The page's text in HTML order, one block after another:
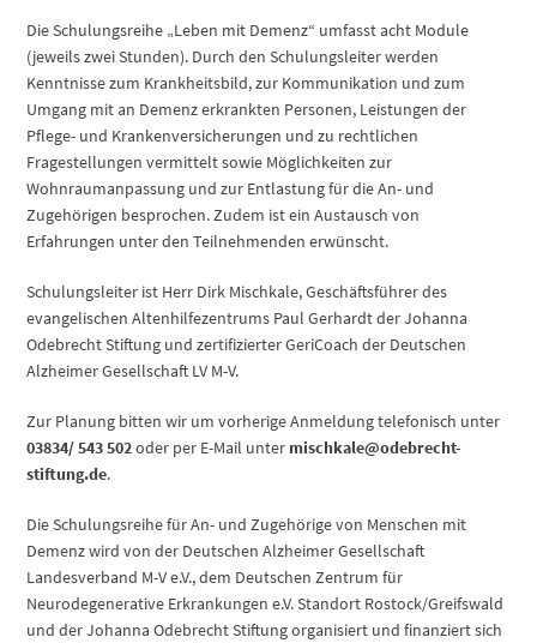
Die Schulungsreihe „Leben mit Demenz“ umfasst acht Module
(jeweils zwei Stunden). Durch den Schulungsleiter werden
Kenntnisse zum Krankheitsbild, zur Kommunikation und zum
Umgang mit an Demenz erkrankten Personen, Leistungen der
Pflege- und Krankenversicherungen und zu rechtlichen
Fragestellungen vermittelt sowie Möglichkeiten zur
Wohnraumanpassung und zur Entlastung für die An- und
Zugehörigen besprochen. Zudem ist ein Austausch von
Erfahrungen unter den Teilnehmenden erwünscht.
Schulungsleiter ist Herr Dirk Mischkale, Geschäftsführer des
evangelischen Altenhilfezentrums Paul Gerhardt der Johanna
Odebrecht Stiftung und zertifizierter GeriCoach der Deutschen
Alzheimer Gesellschaft LV M-V.
Zur Planung bitten wir um vorherige Anmeldung telefonisch unter
03834/ 543 502oder per E-Mail unter mischkale@odebrecht-
stiftung.de.
Die Schulungsreihe für An- und Zugehörige von Menschen mit
Demenz wird von der Deutschen Alzheimer Gesellschaft
Landesverband M-V e.V., dem Deutschen Zentrum für
Neurodegenerative Erkrankungen e.V. Standort Rostock/Greifswald
und der Johanna Odebrecht Stiftung organisiert und finanziert sich